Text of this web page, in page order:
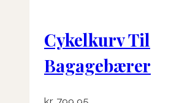
Cykelkurv Til
Bagagebærer